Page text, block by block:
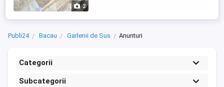
2
Publi24 Bacau Garlenii de Sus Anunturi
Categorii
Subcategorii